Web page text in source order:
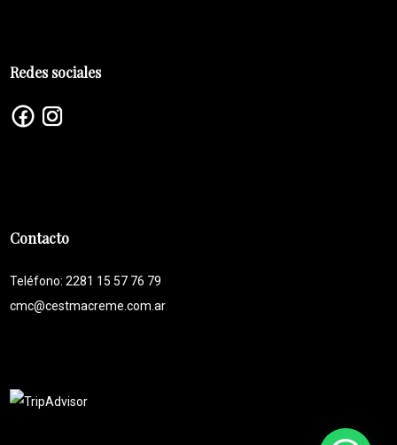
Redes sociales
Contacto
Teléfono: 2281 15 57 76 79
cmc@cestmacreme.com.ar